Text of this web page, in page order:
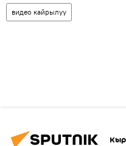
видео кайрылуу